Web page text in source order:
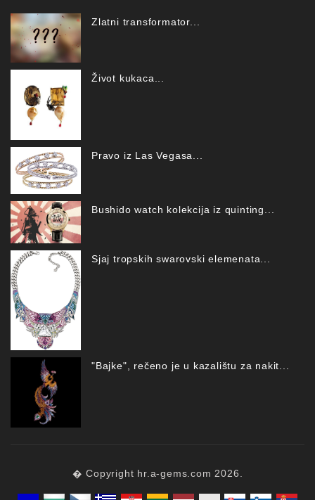
Zlatni transformator...
Život kukaca...
Pravo iz Las Vegasa...
Bushido watch kolekcija iz quinting...
Sjaj tropskih swarovski elemenata...
"Bajke", rečeno je u kazalištu za nakit...
� Copyright hr.a-gems.com 2026.